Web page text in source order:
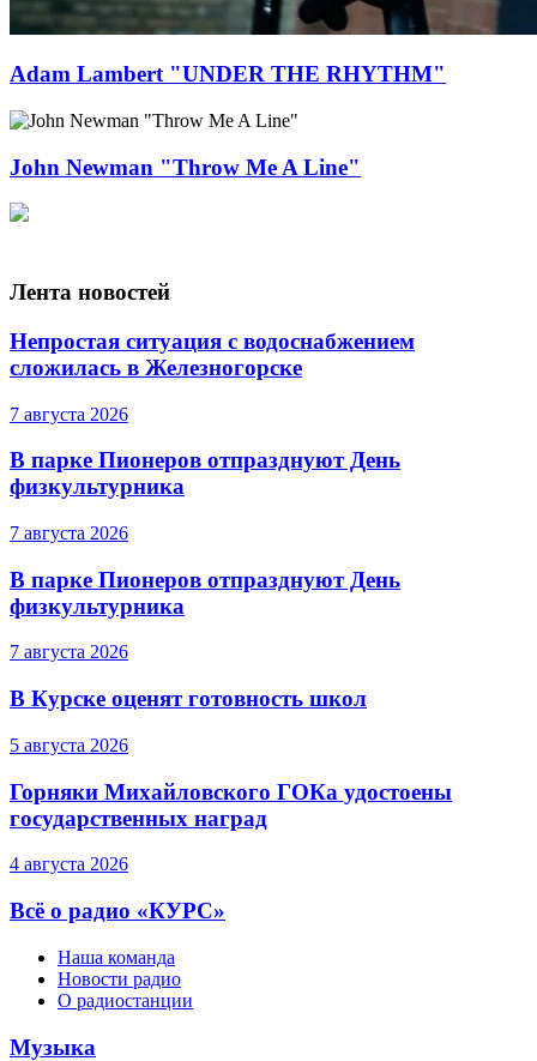
Adam Lambert "UNDER THE RHYTHM"
John Newman "Throw Me A Line"
Лента новостей
Непростая ситуация с водоснабжением
сложилась в Железногорске
7 августа 2026
В парке Пионеров отпразднуют День
физкультурника
7 августа 2026
В парке Пионеров отпразднуют День
физкультурника
7 августа 2026
В Курске оценят готовность школ
5 августа 2026
Горняки Михайловского ГОКа удостоены
государственных наград
4 августа 2026
Всё о радио «КУРС»
Наша команда
Новости радио
О радиостанции
Музыка